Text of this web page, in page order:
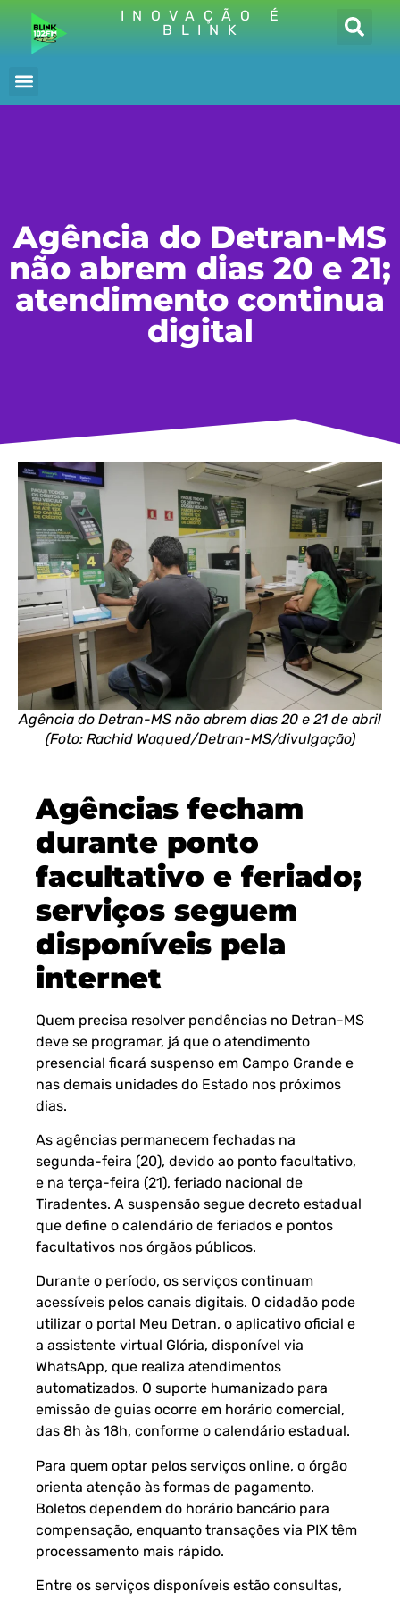
INOVAÇÃO É
BLINK
Agência do Detran-MS
não abrem dias 20 e 21;
atendimento continua
digital
Agência do Detran-MS não abrem dias 20 e 21 de abril
(Foto: Rachid Waqued/Detran-MS/divulgação)
Agências fecham
durante ponto
facultativo e feriado;
serviços seguem
disponíveis pela
internet
Quem precisa resolver pendências no Detran-MS
deve se programar, já que o atendimento
presencial ficará suspenso em Campo Grande e
nas demais unidades do Estado nos próximos
dias.
As agências permanecem fechadas na
segunda-feira (20), devido ao ponto facultativo,
e na terça-feira (21), feriado nacional de
Tiradentes. A suspensão segue decreto estadual
que define o calendário de feriados e pontos
facultativos nos órgãos públicos.
Durante o período, os serviços continuam
acessíveis pelos canais digitais. O cidadão pode
utilizar o portal Meu Detran, o aplicativo oficial e
a assistente virtual Glória, disponível via
WhatsApp, que realiza atendimentos
automatizados. O suporte humanizado para
emissão de guias ocorre em horário comercial,
das 8h às 18h, conforme o calendário estadual.
Para quem optar pelos serviços online, o órgão
orienta atenção às formas de pagamento.
Boletos dependem do horário bancário para
compensação, enquanto transações via PIX têm
processamento mais rápido.
Entre os serviços disponíveis estão consultas,